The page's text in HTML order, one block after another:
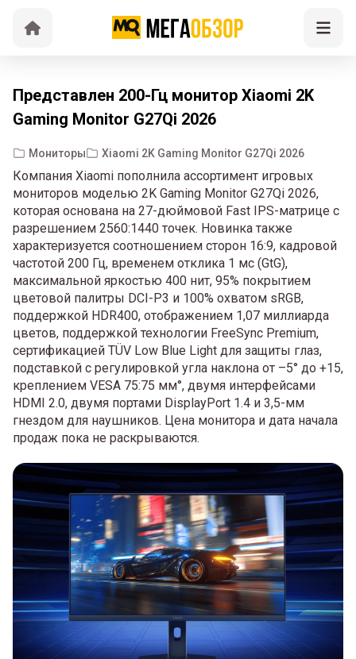
Представлен 200-Гц монитор Xiaomi 2K
Gaming Monitor G27Qi 2026
Мониторы Xiaomi 2K Gaming Monitor G27Qi 2026
Компания Xiaomi пополнила ассортимент игровых
мониторов моделью 2K Gaming Monitor G27Qi 2026,
которая основана на 27-дюймовой Fast IPS-матрице с
разрешением 2560:1440 точек. Новинка также
характеризуется соотношением сторон 16:9, кадровой
частотой 200 Гц, временем отклика 1 мс (GtG),
максимальной яркостью 400 нит, 95% покрытием
цветовой палитры DCI-P3 и 100% охватом sRGB,
поддержкой HDR400, отображением 1,07 миллиарда
цветов, поддержкой технологии FreeSync Premium,
сертификацией TÜV Low Blue Light для защиты глаз,
подставкой с регулировкой угла наклона от –5° до +15,
креплением VESA 75:75 мм°, двумя интерфейсами
HDMI 2.0, двумя портами DisplayPort 1.4 и 3,5-мм
гнездом для наушников. Цена монитора и дата начала
продаж пока не раскрываются.